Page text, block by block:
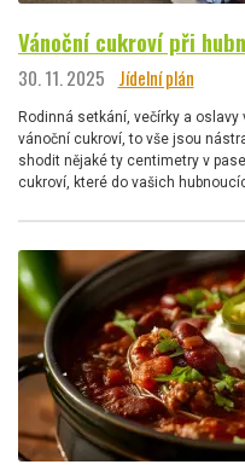
Vánoční cukroví při
30. 11. 2025 Jídelní plán
Rodinná setkání, večírky a
vánoční cukroví, to vše jsou
shodit nějaké ty centimetry v
cukroví, které do vašich